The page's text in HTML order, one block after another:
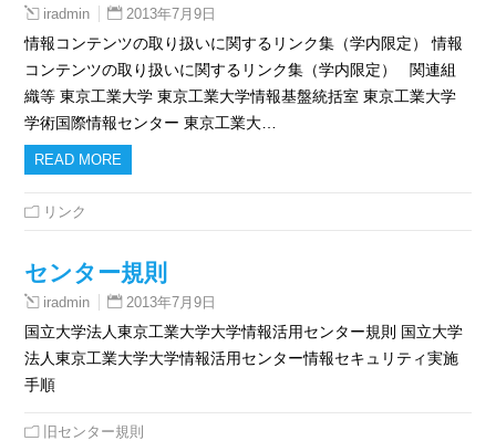
iradmin 2013年7月9日
情報コンテンツの取り扱いに関するリンク集（学内限定） 情報
コンテンツの取り扱いに関するリンク集（学内限定） 関連組
織等 東京工業大学 東京工業大学情報基盤統括室 東京工業大学
学術国際情報センター 東京工業大…
READ MORE
リンク
センター規則
iradmin 2013年7月9日
国立大学法人東京工業大学大学情報活用センター規則 国立大学
法人東京工業大学大学情報活用センター情報セキュリティ実施
手順
旧センター規則